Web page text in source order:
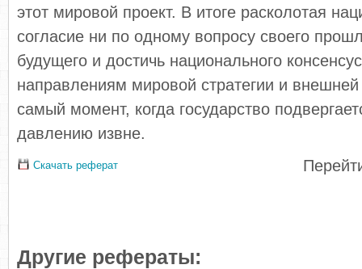
этот мировой проект. В итоге расколотая
согласие ни по одному вопросу своего
будущего и достичь национального
направлениям мировой стратегии и внешней
самый момент, когда государство
давлению извне.
Скачать реферат
Другие рефераты: